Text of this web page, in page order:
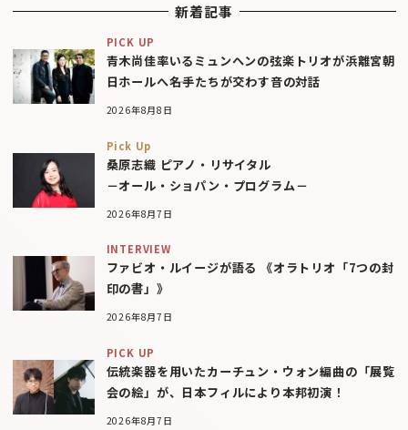
新着記事
PICK UP
青木尚佳率いるミュンヘンの弦楽トリオが浜離宮朝
日ホールへ――名手たちが交わす音の対話
2026年8月8日
Pick Up
桑原志織 ピアノ・リサイタル
－オール・ショパン・プログラム－
2026年8月7日
INTERVIEW
ファビオ・ルイージが語る 《オラトリオ「7つの封
印の書」》
2026年8月7日
PICK UP
伝統楽器を用いたカーチュン・ウォン編曲の「展覧
会の絵」が、日本フィルにより本邦初演！
2026年8月7日